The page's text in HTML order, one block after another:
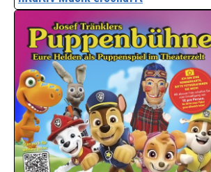
Musik ist eine der größten
Errungenschaften der Menschheit -
eine Sprache der Emotionen,
Stimmungen und Ideen. Doch wer treibt
die musikalische Entwicklung wirklich
voran? Oft sind es nicht die klas